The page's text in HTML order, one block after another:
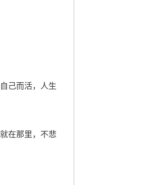
己而活，人生
在那里，不悲